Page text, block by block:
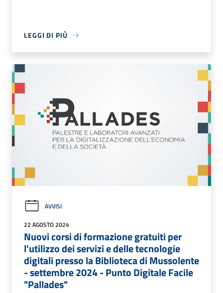
LEGGI DI PIÙ
AVVISI
22 AGOSTO 2024
Nuovi corsi di formazione gratuiti per
l'utilizzo dei servizi e delle tecnologie
digitali presso la Biblioteca di Mussolente
- settembre 2024 - Punto Digitale Facile
"Pallades"